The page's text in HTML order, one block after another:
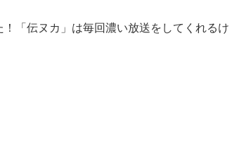
「伝ヌカ」は毎回濃い放送をしてくれるけ